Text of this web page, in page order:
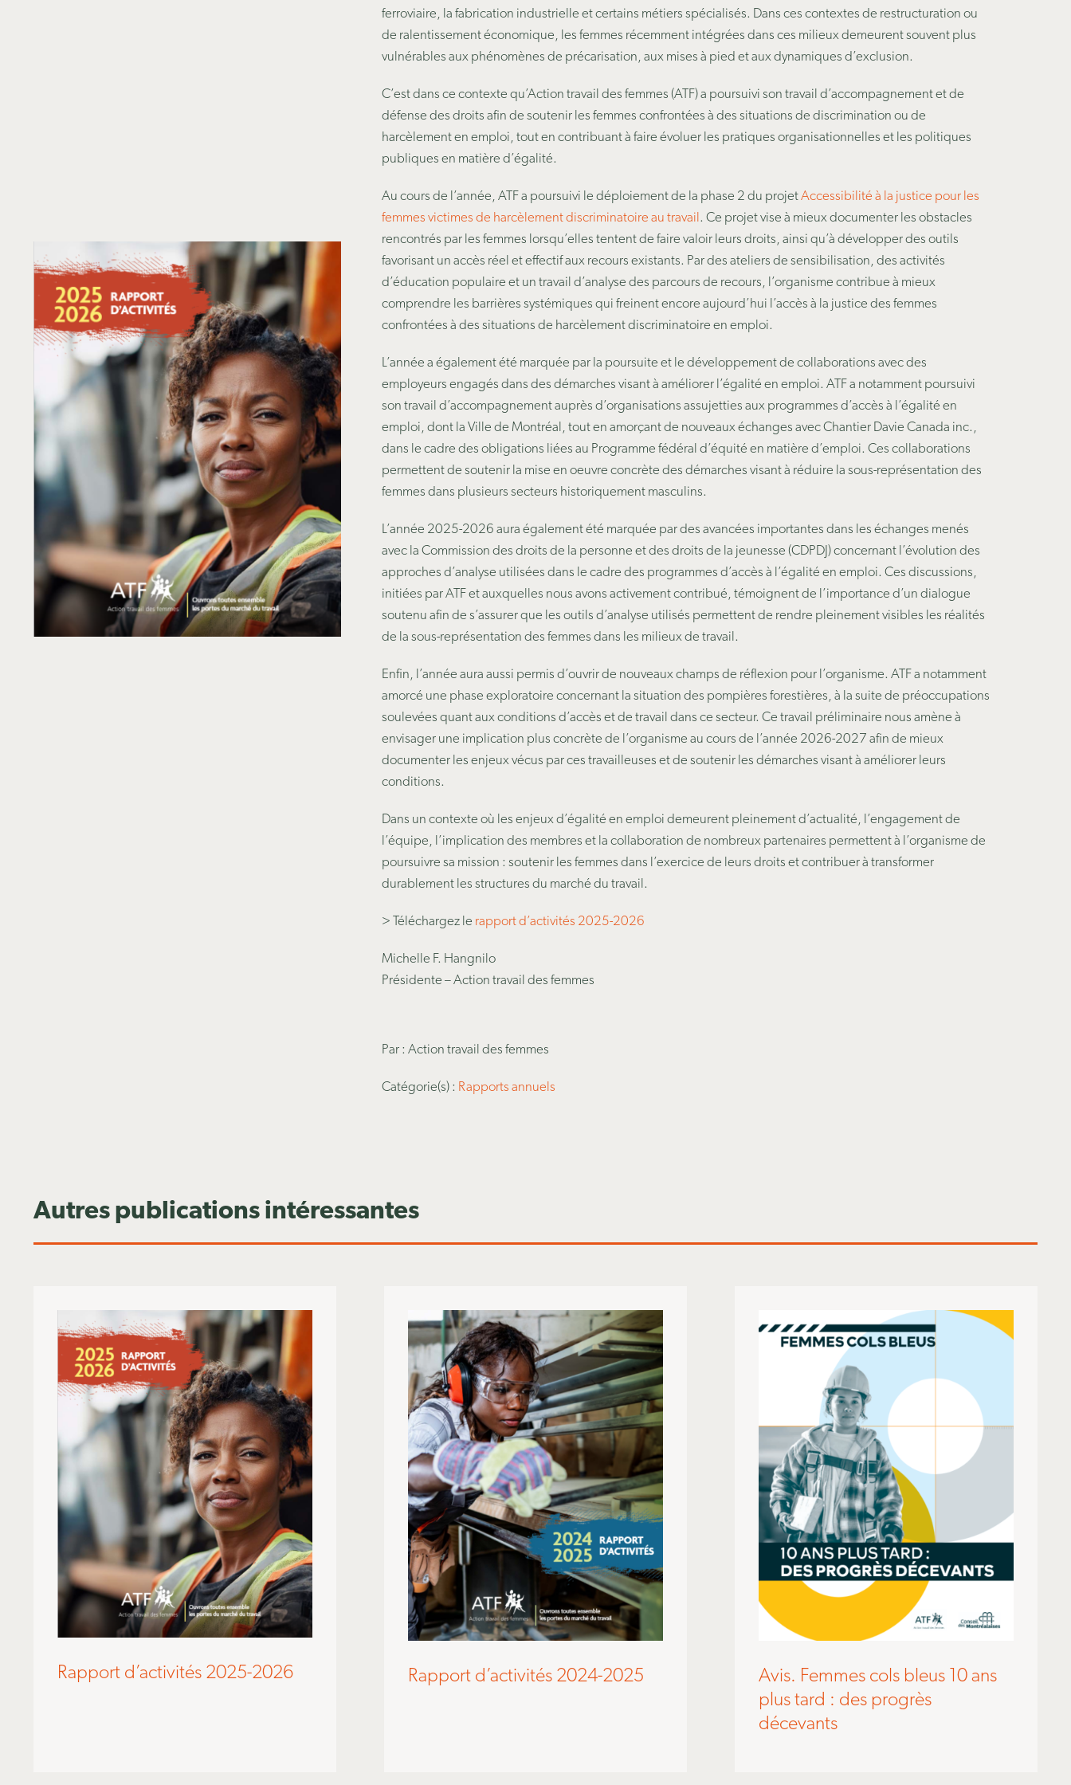
ferroviaire, la fabrication industrielle et certains métiers spécialisés. Dans ces contextes de restructuration ou
de ralentissement économique, les femmes récemment intégrées dans ces milieux demeurent souvent plus
vulnérables aux phénomènes de précarisation, aux mises à pied et aux dynamiques d’exclusion.
C’est dans ce contexte qu’Action travail des femmes (ATF) a poursuivi son travail d’accompagnement et de
défense des droits afin de soutenir les femmes confrontées à des situations de discrimination ou de
harcèlement en emploi, tout en contribuant à faire évoluer les pratiques organisationnelles et les politiques
publiques en matière d’égalité.
Au cours de l’année, ATF a poursuivi le déploiement de la phase 2 du projetAccessibilité à la justice pour les
femmes victimes de harcèlement discriminatoire au travail . Ce projet vise à mieux documenter les obstacles
rencontrés par les femmes lorsqu’elles tentent de faire valoir leurs droits, ainsi qu’à développer des outils
favorisant un accès réel et effectif aux recours existants. Par des ateliers de sensibilisation, des activités
d’éducation populaire et un travail d’analyse des parcours de recours, l’organisme contribue à mieux
comprendre les barrières systémiques qui freinent encore aujourd’hui l’accès à la justice des femmes
confrontées à des situations de harcèlement discriminatoire en emploi.
L’année a également été marquée par la poursuite et le développement de collaborations avec des
employeurs engagés dans des démarches visant à améliorer l’égalité en emploi. ATF a notamment poursuivi
son travail d’accompagnement auprès d’organisations assujetties aux programmes d’accès à l’égalité en
emploi, dont la Ville de Montréal , tout en amorçant de nouveaux échanges avecChantier Davie Canada inc. ,
dans le cadre des obligations liées au Programme fédéral d’équité en matière d’emploi. Ces collaborations
permettent de soutenir la mise en oeuvre concrète des démarches visant à réduire la sous-représentation des
femmes dans plusieurs secteurs historiquement masculins.
L’année 2025-2026 aura également été marquée par des avancées importantes dans les échanges menés
avec la Commission des droits de la personne et des droits de la jeunesse (CDPDJ) concernant l’évolution des
approches d’analyse utilisées dans le cadre des programmes d’accès à l’égalité en emploi. Ces discussions,
initiées par ATF et auxquelles nous avons activement contribué, témoignent de l’importance d’un dialogue
soutenu afin de s’assurer que les outils d’analyse utilisés permettent de rendre pleinement visibles les réalités
de la sous-représentation des femmes dans les milieux de travail.
Enfin, l’année aura aussi permis d’ouvrir de nouveaux champs de réflexion pour l’organisme. ATF a notamment
amorcé une phase exploratoire concernant la situation des pompières forestières, à la suite de préoccupations
soulevées quant aux conditions d’accès et de travail dans ce secteur. Ce travail préliminaire nous amène à
envisager une implication plus concrète de l’organisme au cours de l’année 2026-2027 afin de mieux
documenter les enjeux vécus par ces travailleuses et de soutenir les démarches visant à améliorer leurs
conditions.
Dans un contexte où les enjeux d’égalité en emploi demeurent pleinement d’actualité, l’engagement de
l’équipe, l’implication des membres et la collaboration de nombreux partenaires permettent à l’organisme de
poursuivre sa mission : soutenir les femmes dans l’exercice de leurs droits et contribuer à transformer
durablement les structures du marché du travail.
> Téléchargez le rapport d’activités 2025-2026
Michelle F. Hangnilo
Présidente – Action travail des femmes
Par : Action travail des femmes
Catégorie(s) : Rapports annuels
Autres publications intéressantes
Rapport d’activités 2025-2026 Rapport d’activités 2024-2025
Avis. Femmes cols bleus 10 ans
plus tard : des progrès
décevants